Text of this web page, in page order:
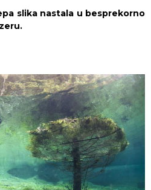
slika nastala u besprekorno